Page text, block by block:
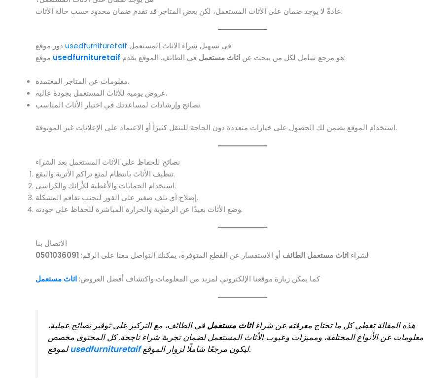
عادةً لا يوجد ضمان على الأثاث المستعمل، لكن بعض المتاجر قد تقدم ضمان محدود حسب حالة الأثاث.
usedfurnituretaif في تسهيل شراء الاثاث المستعمل
usedfurnituretaif هو مرجع شامل لكل من يبحث عن اثاث مستعمل في الطائف. الموقع يقدم:
معلومات عن المتاجر المعتمدة.
عروض يومية للأثاث المستعمل بجودة عالية.
نصائح وإرشادات لمساعدتك في اختيار الأثاث المناسب.
استخدام الموقع يضمن لك الحصول على خيارات متعددة دون الحاجة للتنقل كثيرًا أو الاعتماد على الإعلانات غير الموثوقة.
نصائح للحفاظ على الأثاث المستعمل بعد الشراء
تنظيف الأثاث بانتظام لمنع تراكم الأتربة والبقع.
استخدام الحمايات والأغطية للأرائك والكراسي.
إصلاح أي تلف صغير على الفور لتجنب تفاقم المشكلة.
وضع الأثاث بعيدًا عن الرطوبة والحرارة المباشرة للحفاظ على جودته.
الاتصال بنا
لشراء اثاث مستعمل الطائف أو الاستفسار عن القطع المتوفرة، يمكنك التواصل معنا على الرقم: 0501036091
كما يمكن زيارة موقعنا الإلكتروني لمزيد من المعلومات واكتشاف أفضل العروض: اثاث مستعمل
هذه المقالة تغطي كل ما تحتاج معرفته عن شراءاثاث مستعمل في الطائف، مع التركيز على توفير نصائح عملية،
معلومات عن الأنواع المختلفة، ومميزات وعيوب الأثاث المستعمل لضمان تجربة شراء ناجحة. كل المحتوى مخصص
لموقعusedfurnituretaif ليكون مرجعًا شاملًا لزوار الموقع.